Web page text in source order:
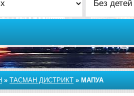
» ТАСМАН ДИСТРИКТ » МАПУА